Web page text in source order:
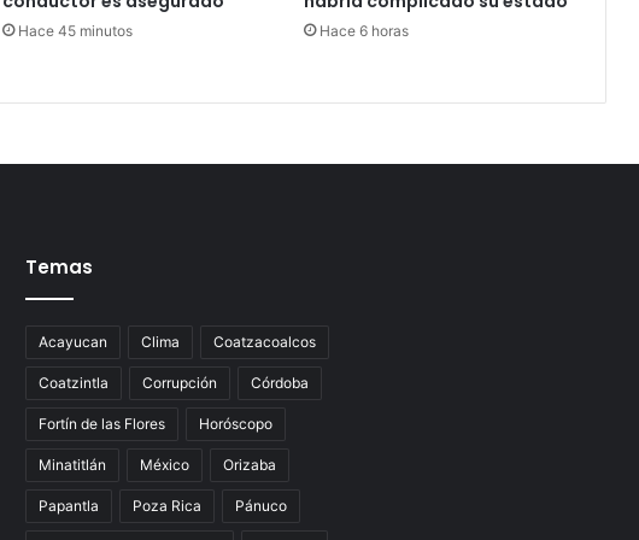
Hace 45 minutos Hace 6 horas
Temas
Acayucan Clima Coatzacoalcos
Coatzintla Corrupción Córdoba
Fortín de las Flores Horóscopo
Minatitlán México Orizaba
Papantla Poza Rica Pánuco